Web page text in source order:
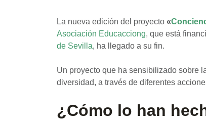
La nueva edición del proyecto «
Asociación Educacciong, que está
de Sevilla, ha llegado a su fin.
Un proyecto que ha sensibilizado sobre
diversidad, a través de diferentes
¿Cómo lo han